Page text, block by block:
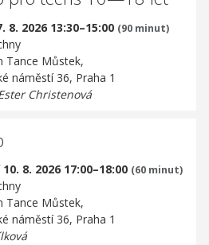
8. 2026 13:30–15:00 (90 minut)
Tance Můstek,
náměstí 36, Praha 1
Christenová
8. 2026 17:00–18:00 (60 minut)
Tance Můstek,
náměstí 36, Praha 1